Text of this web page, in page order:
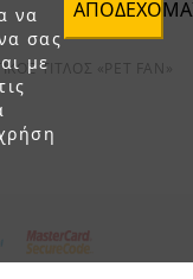
να
σας
με
ΤΙΤΛΟΣ «PET FAN»